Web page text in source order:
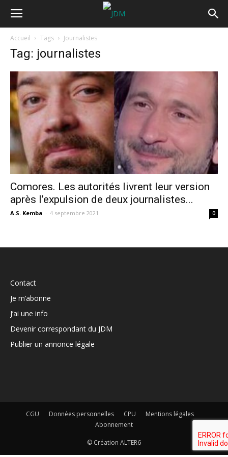
Accueil Tags Journalistes
Tag: journalistes
Comores. Les autorités livrent leur version
après l’expulsion de deux journalistes...
A.S. Kemba - 4 septembre 2021 0
Contact
Je m’abonne
J’ai une info
Devenir correspondant du JDM
Publier un annonce légale
CGU Données personnelles CPU
Mentions légales
Abonnement
© Création ALTER6